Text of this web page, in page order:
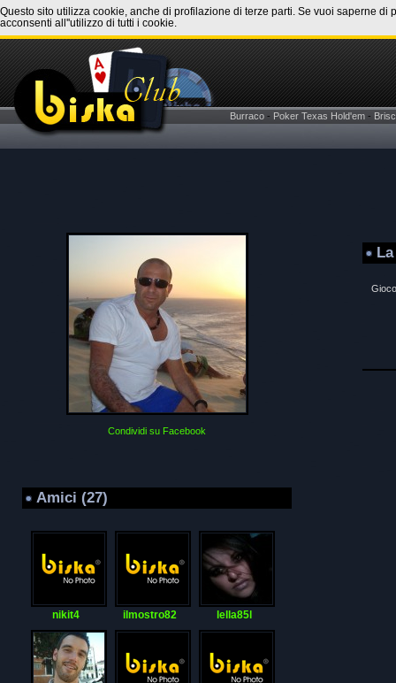
Questo sito utilizza cookie, anche di profilazione di terze parti. Se vuoi saperne
acconsenti all''utilizzo di tutti i cookie.
Burraco - Poker Texas Hold'em -
Condividi su Facebook
Amici (27)
nikit4 ilmostro82 lella85l